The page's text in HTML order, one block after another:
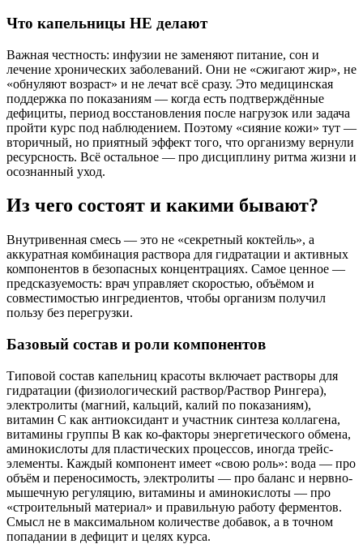
Что капельницы НЕ делают
Важная честность: инфузии не заменяют питание, сон и
лечение хронических заболеваний. Они не «сжигают жир», не
«обнуляют возраст» и не лечат всё сразу. Это медицинская
поддержка по показаниям — когда есть подтверждённые
дефициты, период восстановления после нагрузок или задача
пройти курс под наблюдением. Поэтому «сияние кожи» тут —
вторичный, но приятный эффект того, что организму вернули
ресурсность. Всё остальное — про дисциплину ритма жизни и
осознанный уход.
Из чего состоят и какими бывают?
Внутривенная смесь — это не «секретный коктейль», а
аккуратная комбинация раствора для гидратации и активных
компонентов в безопасных концентрациях. Самое ценное —
предсказуемость: врач управляет скоростью, объёмом и
совместимостью ингредиентов, чтобы организм получил
пользу без перегрузки.
Базовый состав и роли компонентов
Типовой состав капельниц красоты включает растворы для
гидратации (физиологический раствор/Раствор Рингера),
электролиты (магний, кальций, калий по показаниям),
витамин C как антиоксидант и участник синтеза коллагена,
витамины группы B как ко-факторы энергетического обмена,
аминокислоты для пластических процессов, иногда трейс-
элементы. Каждый компонент имеет «свою роль»: вода — про
объём и переносимость, электролиты — про баланс и нервно-
мышечную регуляцию, витамины и аминокислоты — про
«строительный материал» и правильную работу ферментов.
Смысл не в максимальном количестве добавок, а в точном
попадании в дефицит и целях курса.